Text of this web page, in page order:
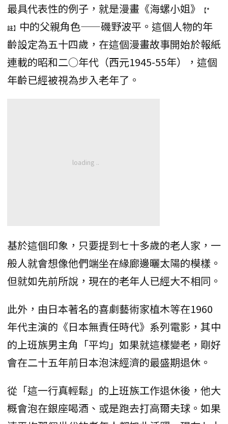
最具代表性的例子，就是漫畫《海螺小姐》
【*
註】 中的父親角色——磯野波平。這個人物的年
齡設定為五十四歲，在這個漫畫故事開始於報紙
連載的昭和二○年代（西元1945-55年），這個
年齡已經被視為步入老年了。
基於這個印象，只要提到七十多歲的老人家，一
般人就會想像他們端坐在緣廊邊曬太陽的模樣。
但就如先前所說，現在的老年人已經大不相同。
此外，由日本著名的喜劇藝術家植木等在1960
年代主演的《日本無責任時代》系列電影，其中
的上班族男主角「平均」如果就這樣變老，剛好
會在二十五年前日本泡沫經濟的最盛期退休。
從「這一行真輕鬆」的上班族工作退休後，他大
概會泡在銀座喝酒、或是跑去打高爾夫球。如果